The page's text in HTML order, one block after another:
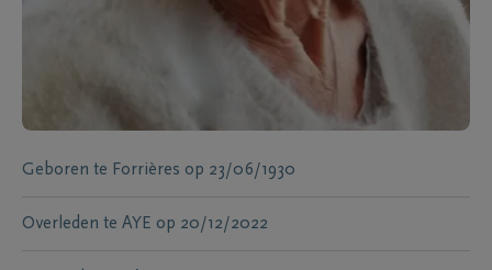
Geboren te Forrières op 23/06/1930
Overleden te AYE op 20/12/2022